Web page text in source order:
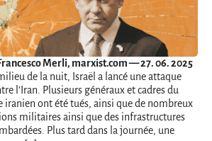
Merli, marxist.com — 27. 06. 2025
de la nuit, Israël a lancé une attaque
l’Iran. Plusieurs généraux et cadres du
iranien ont été tués, ainsi que de nombreux
militaires ainsi que des infrastructures
Plus tard dans la journée, une